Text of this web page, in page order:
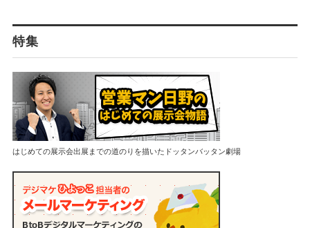
特集
はじめての展示会出展までの道のりを描いたドッタンバッタン劇場